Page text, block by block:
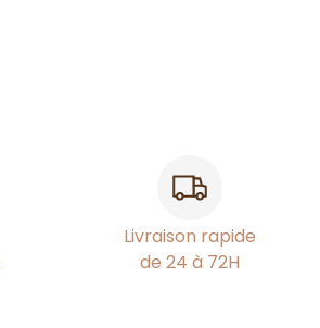
Livraison rapide
de 24 à 72H